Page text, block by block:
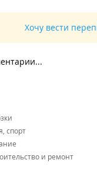
Хочу вести
спорт
и ремонт